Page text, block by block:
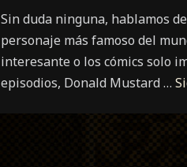
Sin duda ninguna, hablamos
personaje más famoso del
interesante o los cómics solo
episodios, Donald Mustard …